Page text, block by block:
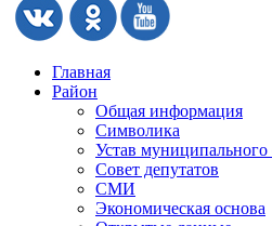
Главная
Район
Общая информация
Символика
Устав муниципального
Совет депутатов
СМИ
Экономическая основа